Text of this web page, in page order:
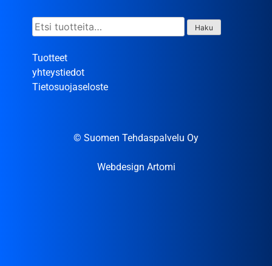
Etsi: Haku
Tuotteet
yhteystiedot
Tietosuojaseloste
© Suomen Tehdaspalvelu Oy
Webdesign Artomi